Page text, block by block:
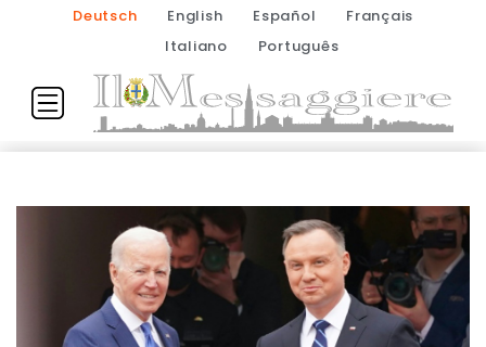
Deutsch English Español
Français
Italiano
Português